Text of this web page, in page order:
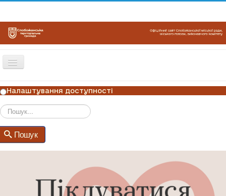
Перемикач
ГОЛОВНА
НОВИНИ
ОГОЛОШЕННЯ
ГРАФІКИ ПРИЙОМУ
Налаштування доступності
Пошук